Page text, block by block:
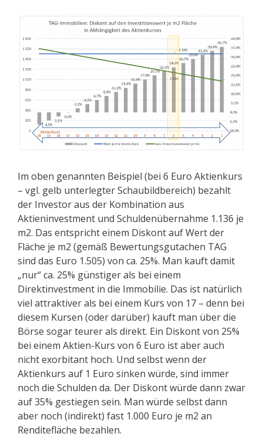
Im oben genannten Beispiel (bei 6 Euro Aktienkurs
– vgl. gelb unterlegter Schaubildbereich) bezahlt
der Investor aus der Kombination aus
Aktieninvestment und Schuldenübernahme 1.136 je
m2. Das entspricht einem Diskont auf Wert der
Fläche je m2 (gemäß Bewertungsgutachen TAG
sind das Euro 1.505) von ca. 25%. Man kauft damit
„nur“ ca. 25% günstiger als bei einem
Direktinvestment in die Immobilie. Das ist natürlich
viel attraktiver als bei einem Kurs von 17 – denn bei
diesem Kursen (oder darüber) kauft man über die
Börse sogar teurer als direkt. Ein Diskont von 25%
bei einem Aktien-Kurs von 6 Euro ist aber auch
nicht exorbitant hoch. Und selbst wenn der
Aktienkurs auf 1 Euro sinken würde, sind immer
noch die Schulden da. Der Diskont würde dann zwar
auf 35% gestiegen sein. Man würde selbst dann
aber noch (indirekt) fast 1.000 Euro je m2 an
Renditefläche bezahlen.